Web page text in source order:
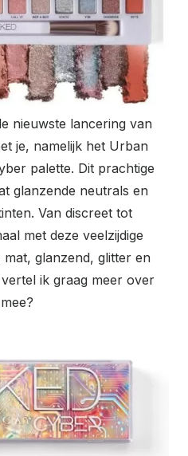
nieuwste lancering van
je, namelijk het Urban
palette. Dit prachtige
glanzende neutrals en
Van discreet tot
met deze veelzijdige
mat, glanzend, glitter en
ik graag meer over